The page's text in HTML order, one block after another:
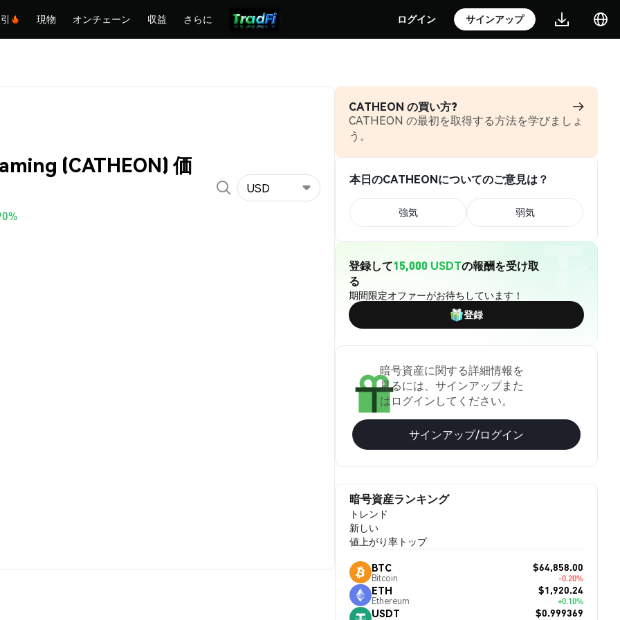
現物 オンチェーン 収益 さらに ログイン サインアップ
(CATHEON) 価
USD
CATHEON の買い方?
CATHEON の最初を取得する方法を学びましょ
う。
本日のCATHEONについてのご意見は？
強気 弱気
登録して15,000 USDTの報酬を受け取
る
期間限定オファーがお待ちしています！
登録
暗号資産に関する詳細情報を
見るには、サインアップまた
はログインしてください。
サインアップ/ログイン
暗号資産ランキング
トレンド
新しい
値上がり率トップ
BTC
Bitcoin
$64,858.00
-0.20%
ETH
Ethereum
$1,920.24
+0.10%
USDT $0.999369